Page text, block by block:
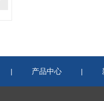
| 产品中心 |